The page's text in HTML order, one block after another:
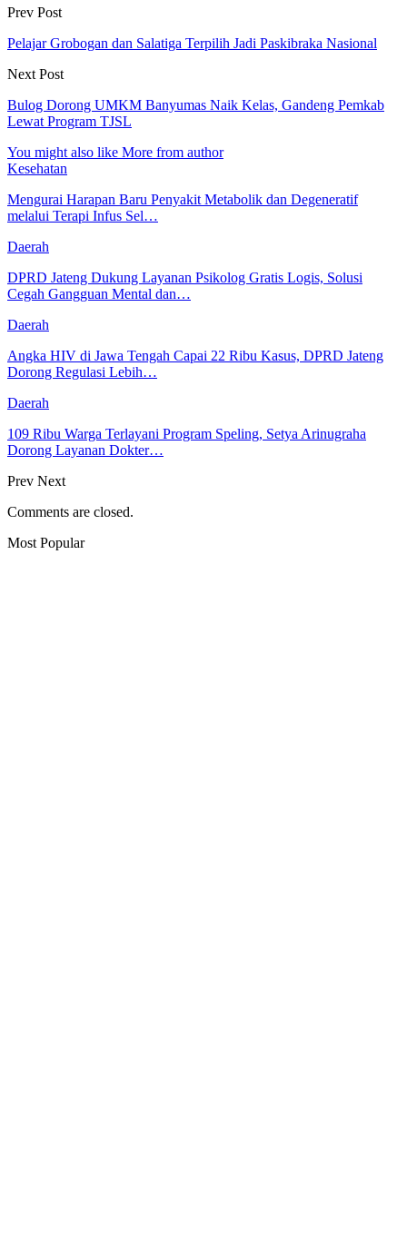
Prev Post
Pelajar Grobogan dan Salatiga Terpilih Jadi Paskibraka Nasional
Next Post
Bulog Dorong UMKM Banyumas Naik Kelas, Gandeng Pemkab
Lewat Program TJSL
You might also like More from author
Kesehatan
Mengurai Harapan Baru Penyakit Metabolik dan Degeneratif
melalui Terapi Infus Sel…
Daerah
DPRD Jateng Dukung Layanan Psikolog Gratis Logis, Solusi
Cegah Gangguan Mental dan…
Daerah
Angka HIV di Jawa Tengah Capai 22 Ribu Kasus, DPRD Jateng
Dorong Regulasi Lebih…
Daerah
109 Ribu Warga Terlayani Program Speling, Setya Arinugraha
Dorong Layanan Dokter…
Prev Next
Comments are closed.
Most Popular